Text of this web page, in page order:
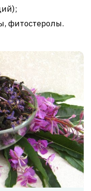
фитостеролы.